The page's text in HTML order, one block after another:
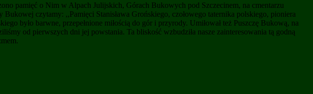
pamięć o Nim w Alpach Julijskich, Górach Bukowych pod Szczecinem, na cmentarzu
czytamy: ,,Pamięci Stanisława Grońskiego, czołowego taternika polskiego, pioniera
było barwne, przepełnione miłością do gór i przyrody. Umiłował też Puszczę Bukową, na
od pierwszych dni jej powstania. Ta bliskość wzbudziła nasze zainteresowania tą godną